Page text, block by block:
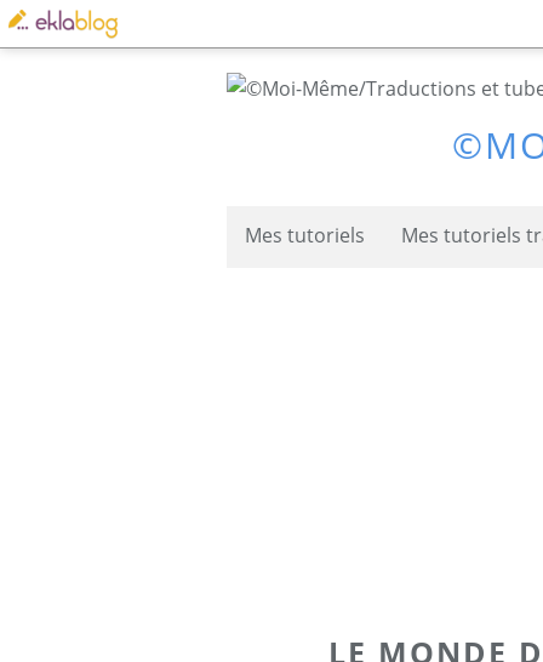
Mes tutoriels Mes tutoriels
LE MONDE